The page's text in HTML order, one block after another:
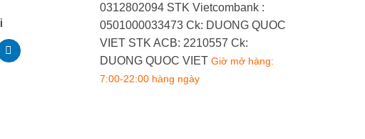
0312802094 STK Vietcombank :
0501000033473Ck: DUONG QUOC
VIET STK ACB: 2210557 Ck:
DUONG QUOC VIET Giờ mở hàng:
7:00-22:00 hàng ngày